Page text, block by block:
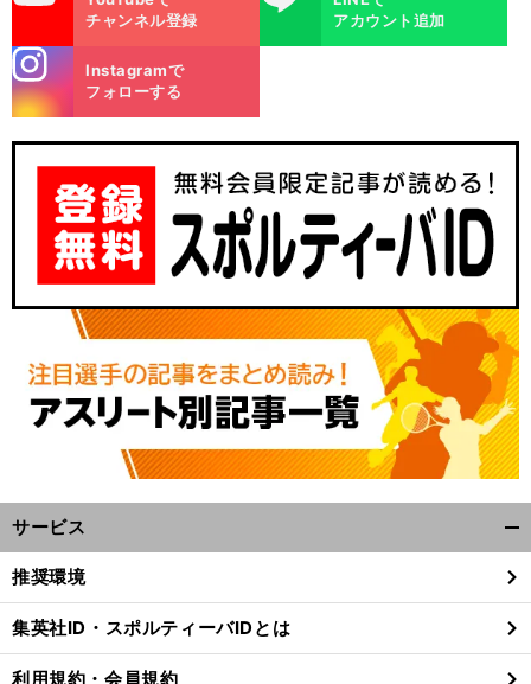
チャンネル登録
アカウント追加
m
Instagramで
フォローする
サービス
閉
る
推奨環境
集英社ID・スポルティーバIDとは
利用規約・会員規約